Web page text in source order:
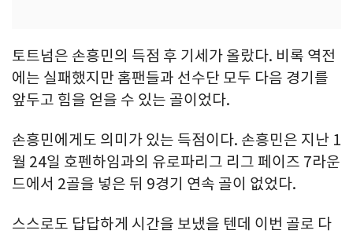
토트넘은 손흥민의 득점 후 기세가 올랐다. 비록 역전
에는 실패했지만 홈팬들과 선수단 모두 다음 경기를
앞두고 힘을 얻을 수 있는 골이었다.
손흥민에게도 의미가 있는 득점이다. 손흥민은 지난 1
월 24일 호펜하임과의 유로파리그 리그 페이즈 7라운
드에서 2골을 넣은 뒤 9경기 연속 골이 없었다.
스스로도 답답하게 시간을 보냈을 텐데 이번 골로 다